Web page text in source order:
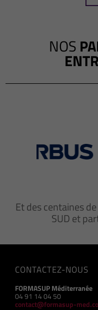
NOS
Et des centaines
SUD et
CONTACTEZ-NOUS
FORMASUP Méditerranée
04 91 14 04 50
contact@formasup-